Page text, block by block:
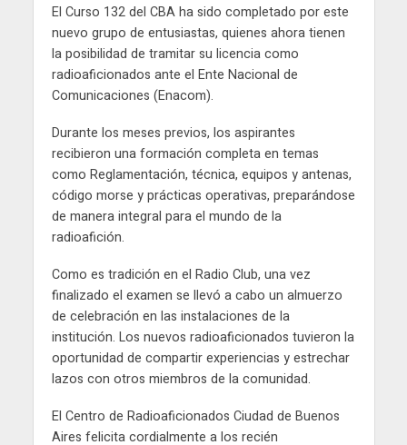
El Curso 132 del CBA ha sido completado por este
nuevo grupo de entusiastas, quienes ahora tienen
la posibilidad de tramitar su licencia como
radioaficionados ante el Ente Nacional de
Comunicaciones (Enacom).
Durante los meses previos, los aspirantes
recibieron una formación completa en temas
como Reglamentación, técnica, equipos y antenas,
código morse y prácticas operativas, preparándose
de manera integral para el mundo de la
radioafición.
Como es tradición en el Radio Club, una vez
finalizado el examen se llevó a cabo un almuerzo
de celebración en las instalaciones de la
institución. Los nuevos radioaficionados tuvieron la
oportunidad de compartir experiencias y estrechar
lazos con otros miembros de la comunidad.
El Centro de Radioaficionados Ciudad de Buenos
Aires felicita cordialmente a los recién